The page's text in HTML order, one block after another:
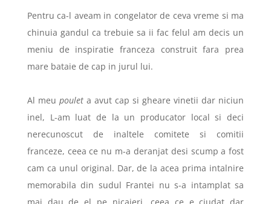
Pentru ca-l aveam in congelator de ceva vreme si ma
chinuia gandul ca trebuie sa ii fac felul am decis un
meniu de inspiratie franceza construit fara prea
mare bataie de cap in jurul lui.
Al meu pouleta avut cap si gheare vinetii dar niciun
inel, L-am luat de la un producator local si deci
nerecunoscut de inaltele comitete si comitii
franceze, ceea ce nu m-a deranjat desi scump a fost
cam ca unul original. Dar, de la acea prima intalnire
memorabila din sudul Frantei nu s-a intamplat sa